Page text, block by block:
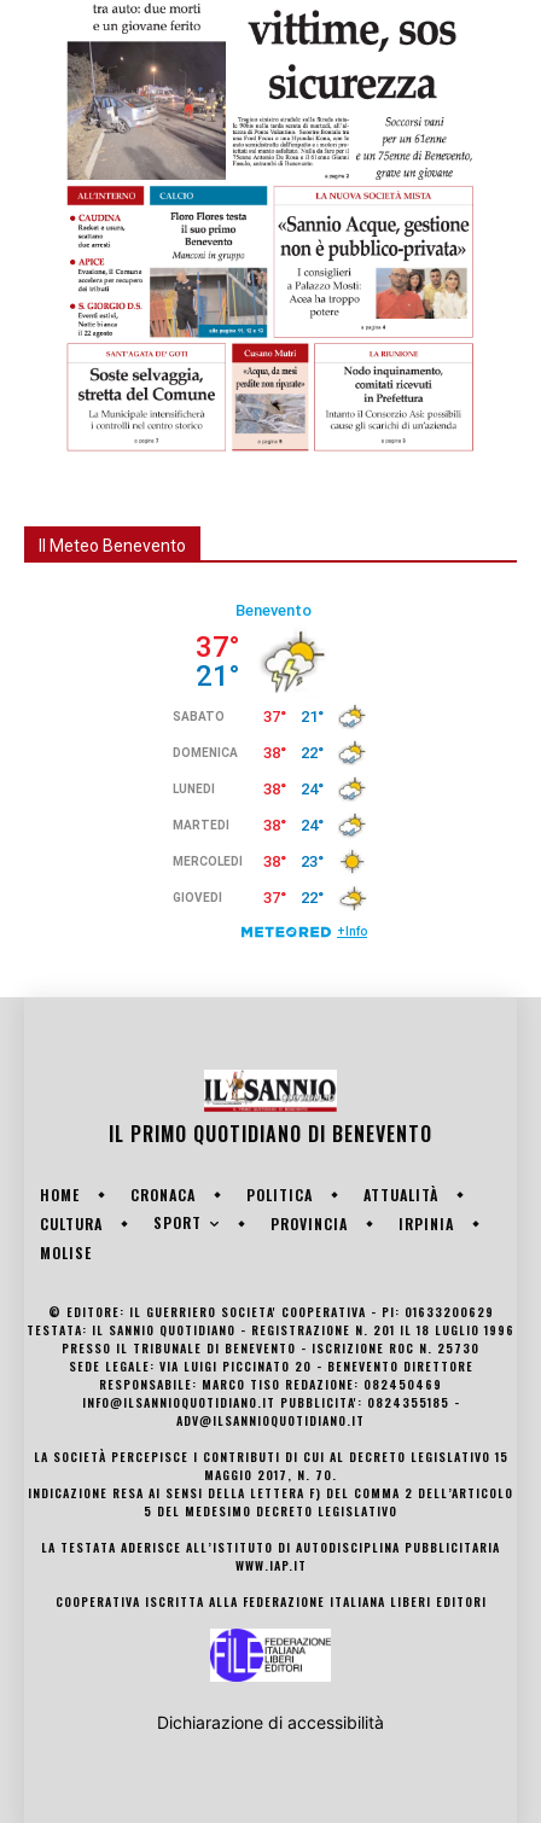
Il Meteo Benevento
IL PRIMO QUOTIDIANO DI BENEVENTO
HOME CRONACA POLITICA
ATTUALITÀ
CULTURA
SPORT PROVINCIA
IRPINIA
MOLISE
© EDITORE: IL GUERRIERO SOCIETA' COOPERATIVA - PI: 01633200629
TESTATA: IL SANNIO QUOTIDIANO - REGISTRAZIONE N. 201 IL 18 LUGLIO 1996
PRESSO IL TRIBUNALE DI BENEVENTO - ISCRIZIONE ROC N. 25730
SEDE LEGALE: VIA LUIGI PICCINATO 20 - BENEVENTO DIRETTORE
RESPONSABILE: MARCO TISO REDAZIONE: 082450469
INFO@ILSANNIOQUOTIDIANO.IT PUBBLICITA': 0824355185 -
ADV@ILSANNIOQUOTIDIANO.IT
LA SOCIETÀ PERCEPISCE I CONTRIBUTI DI CUI AL DECRETO LEGISLATIVO 15
MAGGIO 2017, N. 70.
INDICAZIONE RESA AI SENSI DELLA LETTERA F) DEL COMMA 2 DELL’ARTICOLO
5 DEL MEDESIMO DECRETO LEGISLATIVO
LA TESTATA ADERISCE ALL’ISTITUTO DI AUTODISCIPLINA PUBBLICITARIA
WWW.IAP.IT
COOPERATIVA ISCRITTA ALLA FEDERAZIONE ITALIANA LIBERI EDITORI
Dichiarazione di accessibilità